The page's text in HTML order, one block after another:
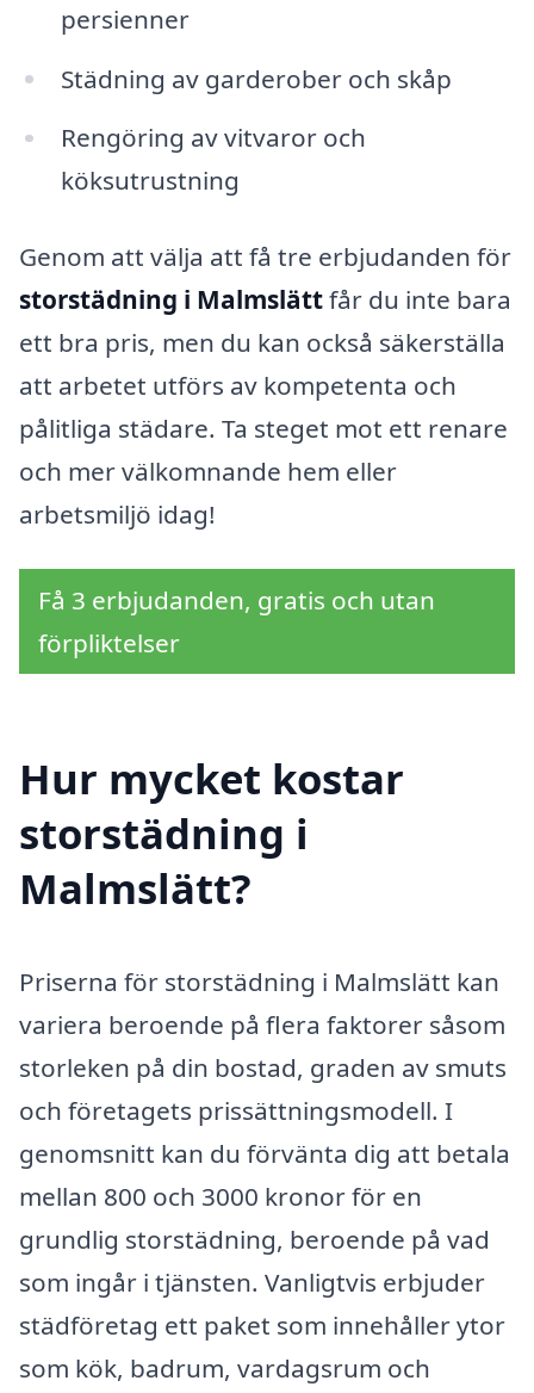
persienner
Städning av garderober och skåp
Rengöring av vitvaror och
köksutrustning
Genom att välja att få tre erbjudanden för
storstädning i Malmslättfår du inte bara
ett bra pris, men du kan också säkerställa
att arbetet utförs av kompetenta och
pålitliga städare. Ta steget mot ett renare
och mer välkomnande hem eller
arbetsmiljö idag!
Få 3 erbjudanden, gratis och utan
förpliktelser
Hur mycket kostar
storstädning i
Malmslätt?
Priserna för storstädning i Malmslätt kan
variera beroende på flera faktorer såsom
storleken på din bostad, graden av smuts
och företagets prissättningsmodell. I
genomsnitt kan du förvänta dig att betala
mellan 800 och 3000 kronor för en
grundlig storstädning, beroende på vad
som ingår i tjänsten. Vanligtvis erbjuder
städföretag ett paket som innehåller ytor
som kök, badrum, vardagsrum och